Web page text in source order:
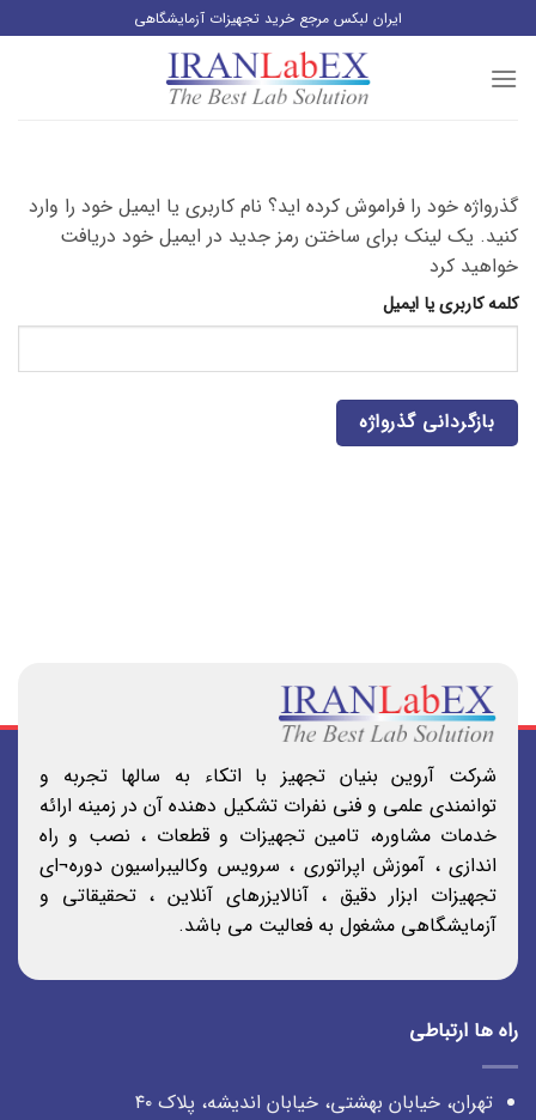
از
محتوا
ایران لبکس مرجع خرید تجهیزات آزمایشگاهی
گذرواژه خود را فراموش کرده اید؟ نام کاربری یا ایمیل خود را وارد
کنید. یک لینک برای ساختن رمز جدید در ایمیل خود دریافت
خواهید کرد
کلمه کاربری یا ایمیل
بازگردانی گذرواژه
شرکت آروین بنیان تجهیز با اتکاء به سالها تجربه و
توانمندی علمی و فنی نفرات تشکیل دهنده آن در زمینه ارائه
خدمات مشاوره، تامین تجهیزات و قطعات ، نصب و راه
اندازی ، آموزش اپراتوری ، سرویس وکالیبراسیون دوره¬ای
تجهیزات ابزار دقیق ، آنالایزرهای آنلاین ، تحقیقاتی و
آزمایشگاهی مشغول به فعالیت می باشد.
راه ها ارتباطی
تهران، خیابان بهشتی، خیابان اندیشه، پلاک ۴۰